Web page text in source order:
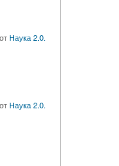
отНаука 2.0.
отНаука 2.0.